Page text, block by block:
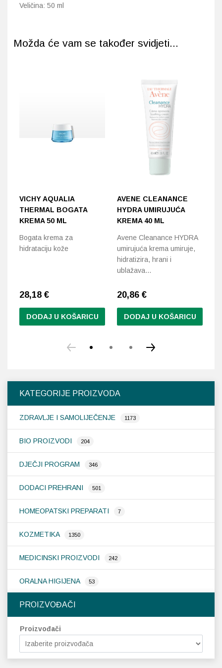
KATEGORIJE PROIZVODA
ZDRAVLJE I SAMOLIJEČENJE 1173
BIO PROIZVODI 204
DJEČJI PROGRAM 346
DODACI PREHRANI 501
HOMEOPATSKI PREPARATI 7
KOZMETIKA 1350
MEDICINSKI PROIZVODI 242
ORALNA HIGIJENA 53
PROIZVOĐAČI
Proizvođači
Veličina: 50 ml
Možda će vam se također svidjeti...
VICHY AQUALIA
THERMAL BOGATA
KREMA 50 ML
Bogata krema za
hidrataciju kože
28,18 €
DODAJ U KOŠARICU
AVENE CLEANANCE
HYDRA UMIRUJUĆA
KREMA 40 ML
Avene Cleanance HYDRA
umirujuća krema umiruje,
hidratizira, hrani i
ublažava…
20,86 €
DODAJ U KOŠARICU